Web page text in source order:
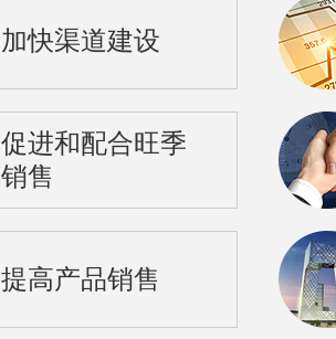
加快渠道建设
促进和配合旺季
销售
提高产品销售